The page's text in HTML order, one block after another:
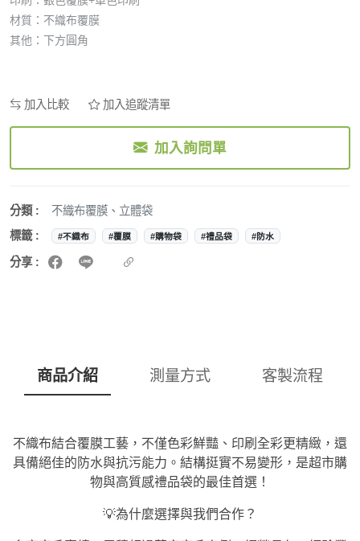
材質：不織布覆膜
其他：下方圓角
加入比較 加入追蹤清單
加入詢問單
分類 : 不織布覆膜 、 立體袋
標籤 :
#不織布 #覆膜 #購物袋 #禮品袋 #防水
分享 :
商品介紹 測量方式 客製流程
不織布結合覆膜工藝，不僅色彩鮮豔、印刷全彩更精緻，還
具備絕佳的防水與抗污能力。結構挺實不易變形，是超市購
物與高質感禮品袋的最佳首選！
💡為什麼選擇與我們合作？